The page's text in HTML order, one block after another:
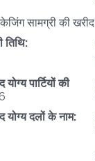
सामग्री की खरीद
पार्टियों की
योग्य दलों के नाम: